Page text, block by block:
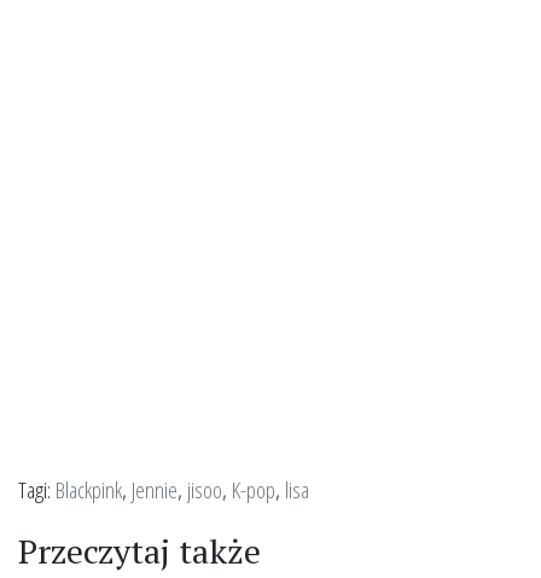
Tagi: Blackpink, Jennie, jisoo, K-pop, lisa
Przeczytaj także